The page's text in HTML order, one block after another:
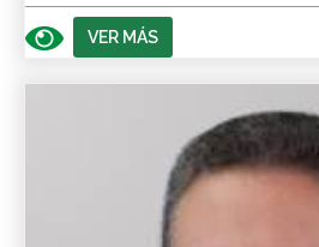
VER MÁS